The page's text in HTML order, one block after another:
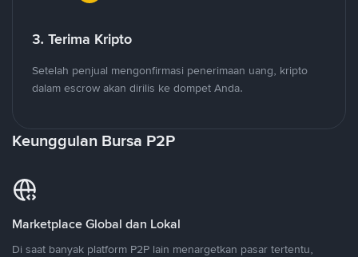
3. Terima Kripto
Setelah penjual mengonfirmasi penerimaan uang, kripto
dalam escrow akan dirilis ke dompet Anda.
Keunggulan Bursa P2P
Marketplace Global dan Lokal
Di saat banyak platform P2P lain menargetkan pasar tertentu,